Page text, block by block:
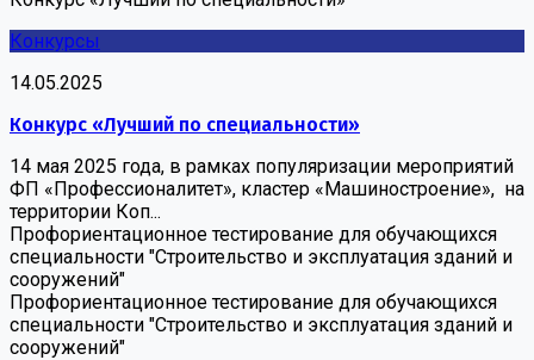
Конкурсы
14.05.2025
Конкурс «Лучший по специальности»
14 мая 2025 года, в рамках популяризации мероприятий
ФП «Профессионалитет», кластер «Машиностроение», на
территории Коп...
Профориентационное тестирование для обучающихся
специальности "Строительство и эксплуатация зданий и
сооружений"
Профориентационное тестирование для обучающихся
специальности "Строительство и эксплуатация зданий и
сооружений"